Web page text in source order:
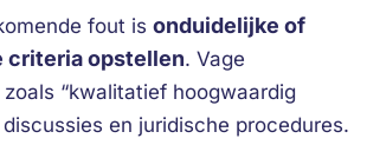
fout is onduidelijke of
criteria opstellen. Vage
“kwalitatief hoogwaardig
en juridische procedures.